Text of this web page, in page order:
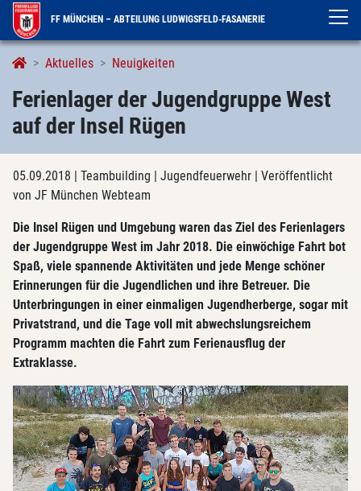
FF MÜNCHEN – ABTEILUNG LUDWIGSFELD-FASANERIE
Aktuelles Neuigkeiten
Ferienlager der Jugendgruppe West
auf der Insel Rügen
05.09.2018 | Teambuilding | Jugendfeuerwehr | Veröffentlicht
von JF München Webteam
Die Insel Rügen und Umgebung waren das Ziel des Ferienlagers
der Jugendgruppe West im Jahr 2018. Die einwöchige Fahrt bot
Spaß, viele spannende Aktivitäten und jede Menge schöner
Erinnerungen für die Jugendlichen und ihre Betreuer. Die
Unterbringungen in einer einmaligen Jugendherberge, sogar mit
Privatstrand, und die Tage voll mit abwechslungsreichem
Programm machten die Fahrt zum Ferienausflug der
Extraklasse.